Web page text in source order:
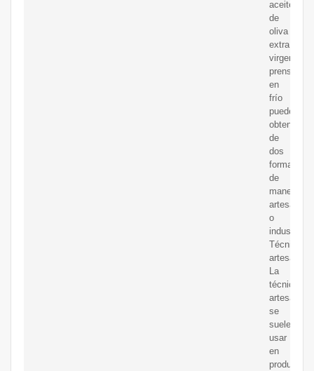
aceite
de
oliva
extra
virgen
prensado
en
frío
puede
obtenerse
de
dos
formas,
de
manera
artesanal
o
industrial.
Técnica
artesanal.
La
técnica
artesanal
se
suele
usar
en